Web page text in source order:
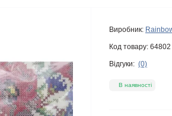
Виробник:
Код товару: 64802
Відгуки: (0)
В наявності